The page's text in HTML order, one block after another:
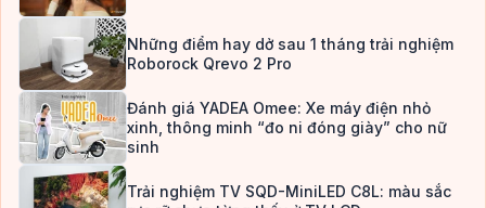
Những điểm hay dở sau 1 tháng trải nghiệm
Roborock Qrevo 2 Pro
Đánh giá YADEA Omee: Xe máy điện nhỏ
xinh, thông minh “đo ni đóng giày” cho nữ
sinh
Trải nghiệm TV SQD-MiniLED C8L: màu sắc